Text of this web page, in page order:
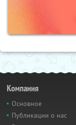
Компания
Основное
Публикации о нас